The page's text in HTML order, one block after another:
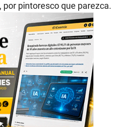
por pintoresco que parezca.